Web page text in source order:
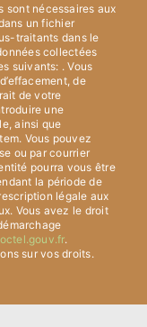
sont nécessaires aux
un fichier
traitants dans le
collectées
suivants: . Vous
de
de votre
une
ainsi que
Vous pouvez
ou par courrier
pourra vous être
la période de
légale aux
Vous avez le droit
.
sur vos droits.